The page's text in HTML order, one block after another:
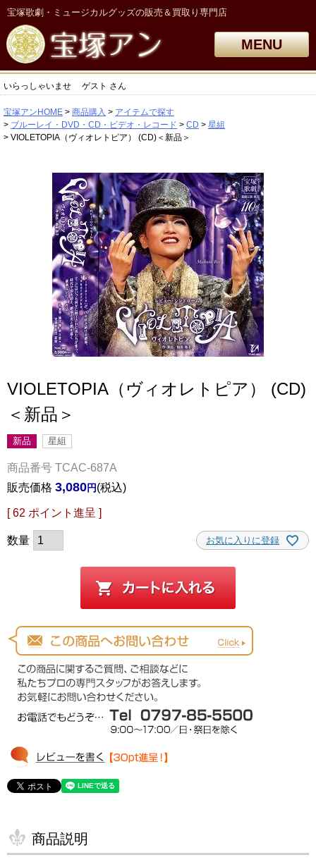
宝塚歌劇・ミュージカルグッズの販売＆買取り専門店
MENU
いらっしゃいませ ゲスト さん
宝塚アンHOME 商品購入
アイテムで探す
ブルーレイ・DVD・CD・ビデオ・レコード
CD
星組
VIOLETOPIA（ヴィオレトピア） (CD)＜新品＞
VIOLETOPIA（ヴィオレトピア） (CD)
＜新品＞
新品 星組
商品番号 TCAC-687A
販売価格 3,080 税込
[ 62 ポイント進呈 ]
お気に入りに登録
商品説明